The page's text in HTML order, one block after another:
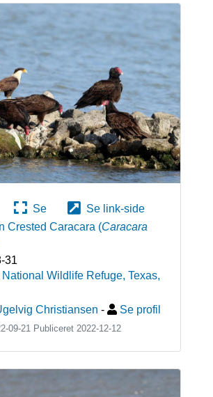
Se
Se link-side
Crested Caracara (Caracara
31
Wildlife Refuge, Texas,
Christiansen - Se profil
09-21 Publiceret 2022-12-12